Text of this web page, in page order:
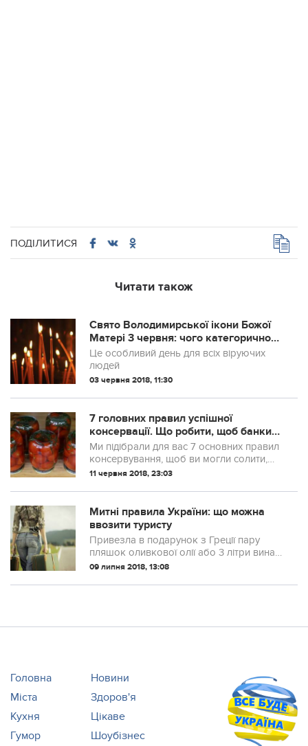
ПОДІЛИТИСЯ
Читати також
Свято Володимирської ікони Божої
Матері 3 червня: чого категорично
не можна робити
Це особливий день для всіх віруючих
людей
03 червня 2018, 11:30
7 головних правил успішної
консервації. Що робити, щоб банки
не злетіли в повітря
Ми підібрали для вас 7 основних правил
консервування, щоб ви могли солити,
маринувати, закручувати, і ваші
11 червня 2018, 23:03
Митні правила України: що можна
ввозити туристу
Привезла в подарунок з Греції пару
пляшок оливкової олії або 3 літри вина з
Італії, а на кордоні не пропускають?
залишилися, і ти в поганому настрої.
09 липня 2018, 13:08
Головна
Новини
Міста
Здоров'я
Кухня
Цікаве
Гумор
Шоубізнес